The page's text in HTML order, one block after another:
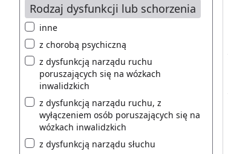
Rodzaj dysfunkcji lub schorzenia
inne
z chorobą psychiczną
z dysfunkcją narządu ruchu
poruszających się na wózkach
inwalidzkich
z dysfunkcją narządu ruchu, z
wyłączeniem osób poruszających się na
wózkach inwalidzkich
z dysfunkcją narządu słuchu